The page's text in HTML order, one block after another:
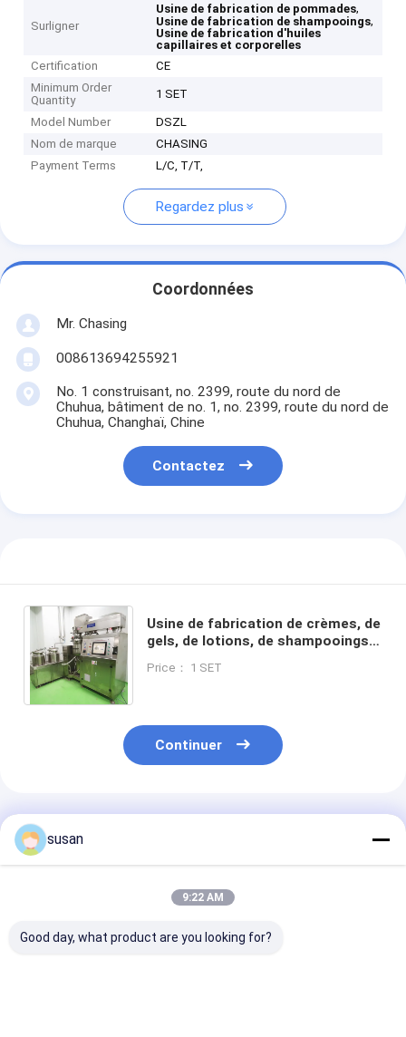
Surligner
Usine de fabrication de pommades,
Usine de fabrication de shampooings,
Usine de fabrication d'huiles
capillaires et corporelles
Certification
CE
Minimum Order
Quantity
1 SET
Model Number
DSZL
Nom de marque
CHASING
Payment Terms
L/C, T/T,
Regardez plus
Coordonnées
Mr. Chasing
008613694255921
No. 1 construisant, no. 2399, route du nord de
Chuhua, bâtiment de no. 1, no. 2399, route du nord de
Chuhua, Changhaï, Chine
Contactez
Usine de fabrication de crèmes, de
gels, de lotions, de shampooings,
de pommades
Price： 1 SET
Continuer
Produits Recommandés
susan
9:22 AM
Good day, what product are you looking for?